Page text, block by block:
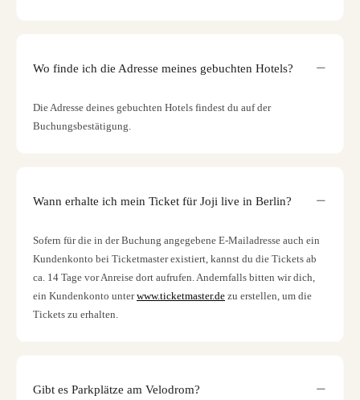
Wo finde ich die Adresse meines gebuchten Hotels?
Die Adresse deines gebuchten Hotels findest du auf der
Buchungsbestätigung.
Wann erhalte ich mein Ticket für Joji live in Berlin?
Sofern für die in der Buchung angegebene E-Mailadresse auch ein
Kundenkonto bei Ticketmaster existiert, kannst du die Tickets ab
ca. 14 Tage vor Anreise dort aufrufen. Andernfalls bitten wir dich,
ein Kundenkonto unterwww.ticketmaster.de zu erstellen, um die
Tickets zu erhalten.
Gibt es Parkplätze am Velodrom?